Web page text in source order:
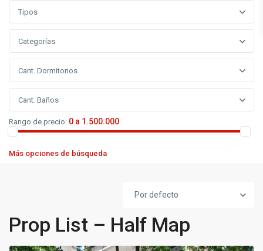
Tipos
Categorías
Cant. Dormitorios
Cant. Baños
Rango de precio: 0 a 1.500.000
Más opciones de búsqueda
Por defecto
Prop List – Half Map